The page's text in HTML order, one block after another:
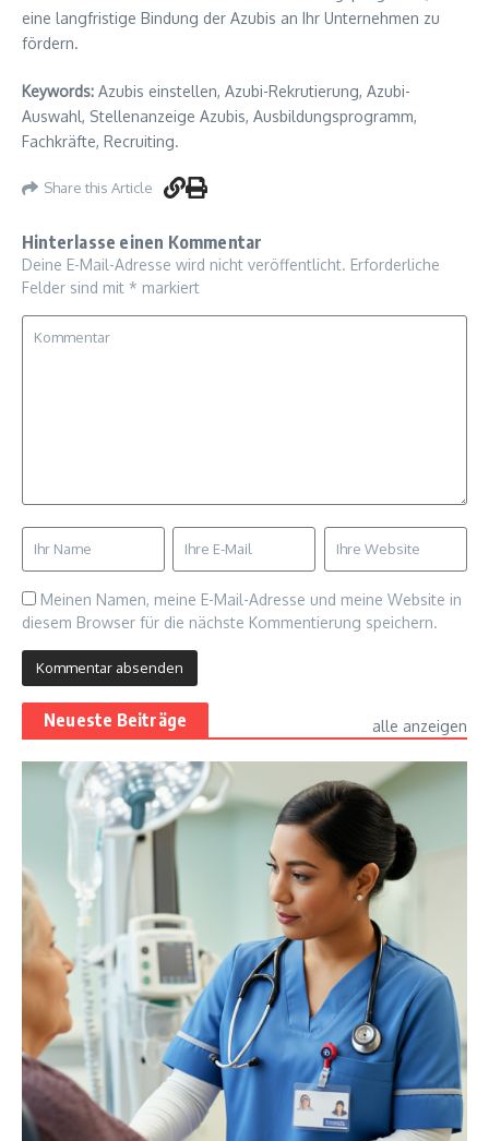
eine langfristige Bindung der Azubis an Ihr Unternehmen zu
fördern.
Keywords: Azubis einstellen, Azubi-Rekrutierung, Azubi-
Auswahl, Stellenanzeige Azubis, Ausbildungsprogramm,
Fachkräfte, Recruiting.
Share this Article
Hinterlasse einen Kommentar
Deine E-Mail-Adresse wird nicht veröffentlicht. Erforderliche
Felder sind mit * markiert
Meinen Namen, meine E-Mail-Adresse und meine Website in
diesem Browser für die nächste Kommentierung speichern.
Neueste Beiträge alle anzeigen